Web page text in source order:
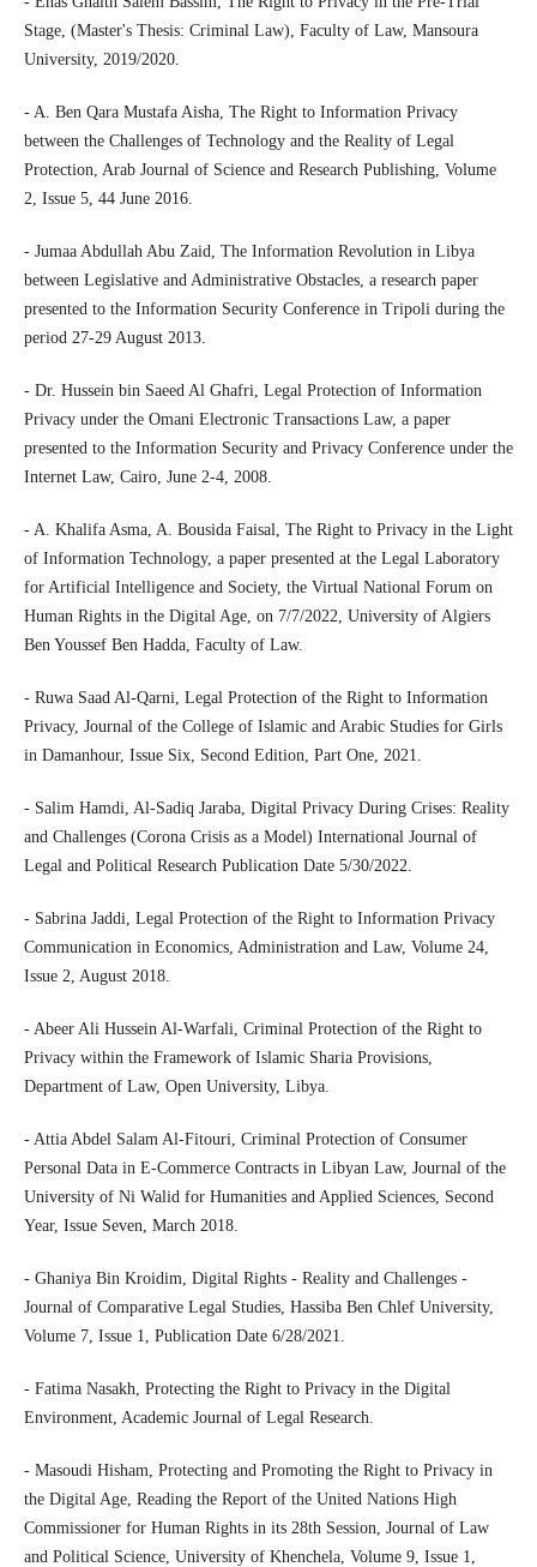
Stage, (Master's Thesis: Criminal Law), Faculty of Law, Mansoura
University, 2019/2020.
- A. Ben Qara Mustafa Aisha, The Right to Information Privacy
between the Challenges of Technology and the Reality of Legal
Protection, Arab Journal of Science and Research Publishing, Volume
2, Issue 5, 44 June 2016.
- Jumaa Abdullah Abu Zaid, The Information Revolution in Libya
between Legislative and Administrative Obstacles, a research paper
presented to the Information Security Conference in Tripoli during the
period 27-29 August 2013.
- Dr. Hussein bin Saeed Al Ghafri, Legal Protection of Information
Privacy under the Omani Electronic Transactions Law, a paper
presented to the Information Security and Privacy Conference under the
Internet Law, Cairo, June 2-4, 2008.
- A. Khalifa Asma, A. Bousida Faisal, The Right to Privacy in the Light
of Information Technology, a paper presented at the Legal Laboratory
for Artificial Intelligence and Society, the Virtual National Forum on
Human Rights in the Digital Age, on 7/7/2022, University of Algiers
Ben Youssef Ben Hadda, Faculty of Law.
- Ruwa Saad Al-Qarni, Legal Protection of the Right to Information
Privacy, Journal of the College of Islamic and Arabic Studies for Girls
in Damanhour, Issue Six, Second Edition, Part One, 2021.
- Salim Hamdi, Al-Sadiq Jaraba, Digital Privacy During Crises: Reality
and Challenges (Corona Crisis as a Model) International Journal of
Legal and Political Research Publication Date 5/30/2022.
- Sabrina Jaddi, Legal Protection of the Right to Information Privacy
Communication in Economics, Administration and Law, Volume 24,
Issue 2, August 2018.
- Abeer Ali Hussein Al-Warfali, Criminal Protection of the Right to
Privacy within the Framework of Islamic Sharia Provisions,
Department of Law, Open University, Libya.
- Attia Abdel Salam Al-Fitouri, Criminal Protection of Consumer
Personal Data in E-Commerce Contracts in Libyan Law, Journal of the
University of Ni Walid for Humanities and Applied Sciences, Second
Year, Issue Seven, March 2018.
- Ghaniya Bin Kroidim, Digital Rights - Reality and Challenges -
Journal of Comparative Legal Studies, Hassiba Ben Chlef University,
Volume 7, Issue 1, Publication Date 6/28/2021.
- Fatima Nasakh, Protecting the Right to Privacy in the Digital
Environment, Academic Journal of Legal Research.
- Masoudi Hisham, Protecting and Promoting the Right to Privacy in
the Digital Age, Reading the Report of the United Nations High
Commissioner for Human Rights in its 28th Session, Journal of Law
and Political Science, University of Khenchela, Volume 9, Issue 1,